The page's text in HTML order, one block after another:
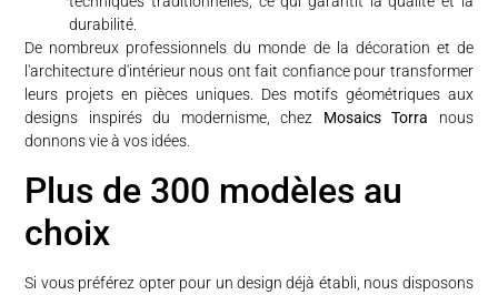
durabilité.
De nombreux professionnels du monde de la décoration et de
l'architecture d'intérieur nous ont fait confiance pour transformer
leurs projets en pièces uniques. Des motifs géométriques aux
designs inspirés du modernisme, chez Mosaics Torra nous
donnons vie à vos idées.
Plus de 300 modèles au
choix
Si vous préférez opter pour un design déjà établi, nous disposons